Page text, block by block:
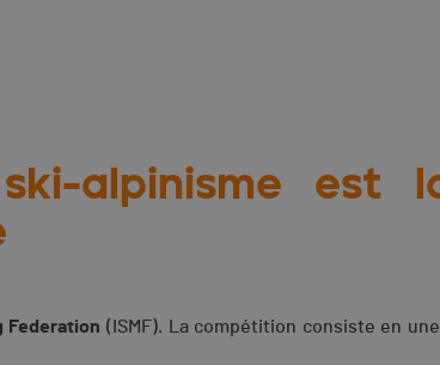
alpinisme est
Federation (ISMF). La compétition consiste en